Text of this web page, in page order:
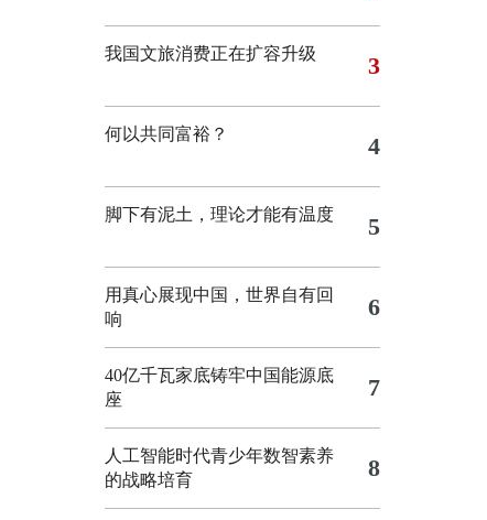
我国文旅消费正在扩容升级 3
何以共同富裕？ 4
脚下有泥土，理论才能有温度 5
用真心展现中国，世界自有回
响
6
40亿千瓦家底铸牢中国能源底
座
7
人工智能时代青少年数智素养
的战略培育
8